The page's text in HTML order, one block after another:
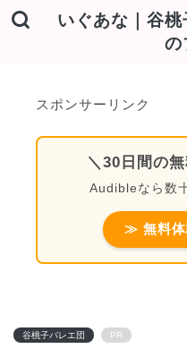
いぐあな｜谷
の
スポンサーリンク
＼30日間の
Audibleなら数
≫ 無料
谷桃子バレエ団 PR